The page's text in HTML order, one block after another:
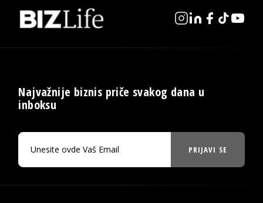
Najvažnije biznis priče svakog dana u
inboksu
PRIJAVI SE